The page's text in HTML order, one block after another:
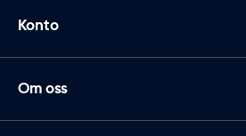
Konto
Om oss